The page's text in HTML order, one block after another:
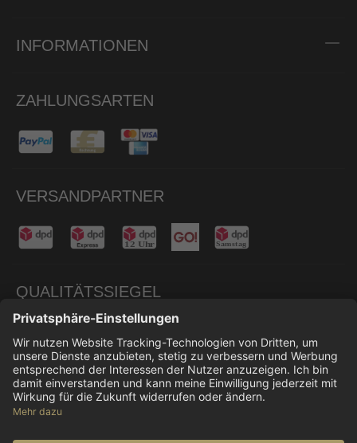
INFORMATIONEN
ZAHLUNGSARTEN
VERSANDPARTNER
QUALITÄTSSIEGEL